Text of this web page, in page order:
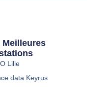
Meilleures
Lille
data Keyrus